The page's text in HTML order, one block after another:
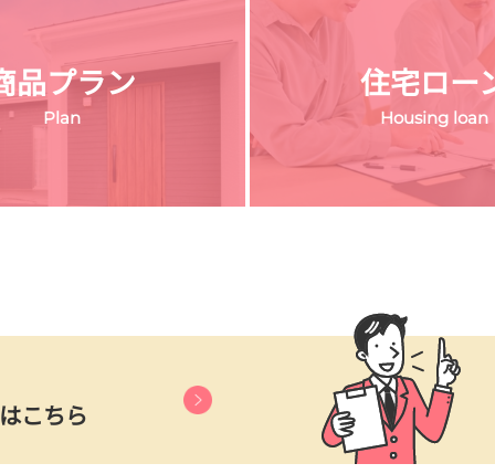
品プラン
Plan
住宅ロー
Housing loan
こちら